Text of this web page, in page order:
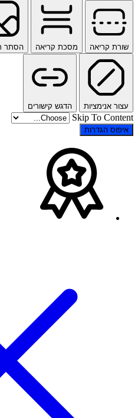
קריאה מסכת קריאה הסתר תמונות
אנימציות הדגש קישורים
Skip To
הגדרות